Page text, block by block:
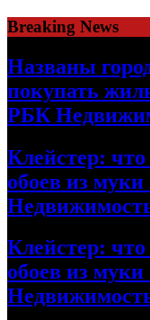
Skip
to
content
Breaking News
Названы
покупать
РБК
Клейстер:
обоев из
Клейстер:
обоев из